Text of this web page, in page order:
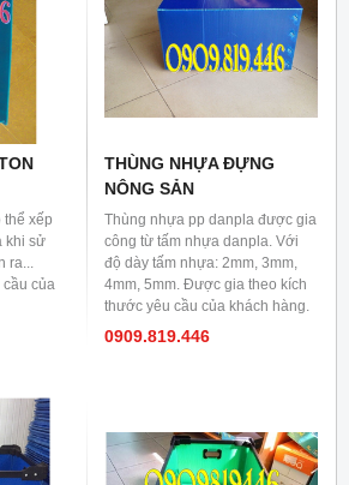
quảng cáo, mẫu quảng cáo.v.v.v
thể xếp
khi sử
của
THÙNG NHỰA ĐỰNG
NÔNG SẢN
Thùng nhựa pp danpla được gia
công từ tấm nhựa danpla. Với
độ dày tấm nhựa: 2mm, 3mm,
4mm, 5mm. Được gia theo kích
thước yêu cầu của khách hàng.
0909.819.446